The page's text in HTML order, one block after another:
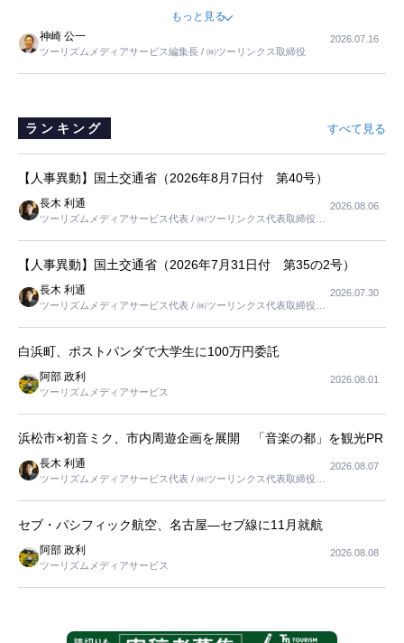
ました。母の住まいから近いという理由で、その施設を選択したので
すが、私と妹にとっては、半日仕事ででした。シニアの住まい選び
は、当人だけではなく、世話をする家族の足の便も考えない外池ない
と思いました。
もっと見る
神崎 公一
ツーリズムメディアサービス編集長 / ㈱ツーリンクス取締役
2026.07.16
ランキング すべて見る
【人事異動】国土交通省（2026年8月7日付 第40号）
長木 利通
ツーリズムメディアサービス代表 / ㈱ツーリンクス代表取締役社
2026.08.06
【人事異動】国土交通省（2026年7月31日付 第35の2号）
長木 利通
ツーリズムメディアサービス代表 / ㈱ツーリンクス代表取締役社
2026.07.30
白浜町、ポストパンダで大学生に100万円委託
阿部 政利
ツーリズムメディアサービス
2026.08.01
浜松市×初音ミク、市内周遊企画を展開 「音楽の都」を観光PR
長木 利通
ツーリズムメディアサービス代表 / ㈱ツーリンクス代表取締役社
2026.08.07
セブ・パシフィック航空、名古屋―セブ線に11月就航
阿部 政利
ツーリズムメディアサービス
2026.08.08